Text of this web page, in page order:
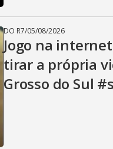
DO R7/05/08/2026
Jogo na
tirar a própria
Grosso do Sul